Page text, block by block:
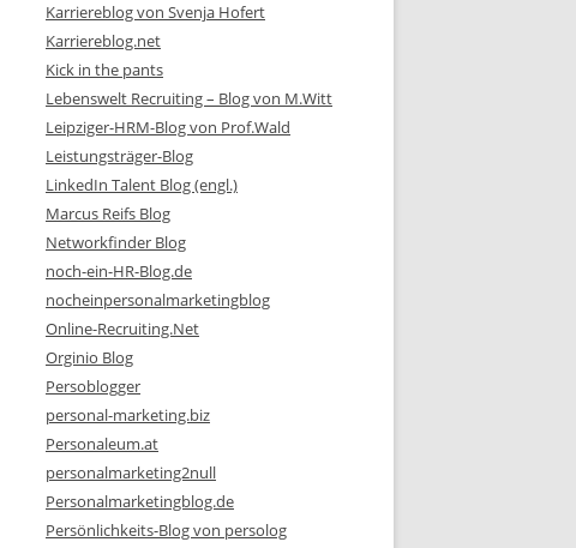
Karriereblog von Svenja Hofert
Karriereblog.net
Kick in the pants
Lebenswelt Recruiting – Blog von M.Witt
Leipziger-HRM-Blog von Prof.Wald
Leistungsträger-Blog
LinkedIn Talent Blog (engl.)
Marcus Reifs Blog
Networkfinder Blog
noch-ein-HR-Blog.de
nocheinpersonalmarketingblog
Online-Recruiting.Net
Orginio Blog
Persoblogger
personal-marketing.biz
Personaleum.at
personalmarketing2null
Personalmarketingblog.de
Persönlichkeits-Blog von persolog